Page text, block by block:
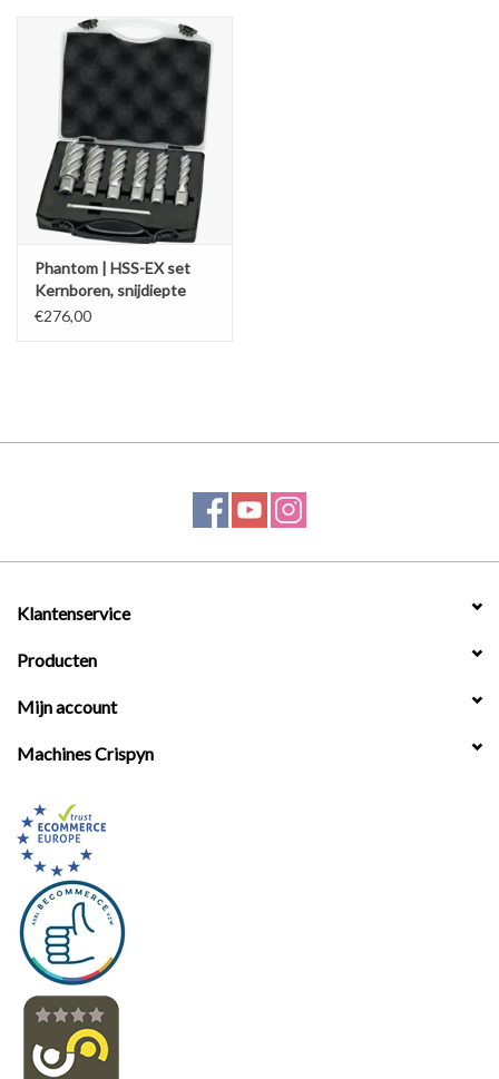
Phantom | HSS-EX set
Kernboren, snijdiepte
55mm, 62.150-reeks
€276,00
Klantenservice
Producten
Mijn account
Machines Crispyn